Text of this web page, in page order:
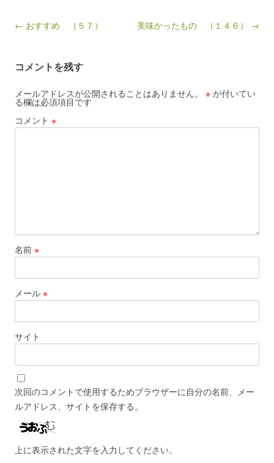
Post navigation
← おすすめ （５７） 美味かったもの （１４６） →
コメントを残す
メールアドレスが公開されることはありません。 ※ が付いてい
る欄は必須項目です
コメント ※
名前 ※
メール ※
サイト
次回のコメントで使用するためブラウザーに自分の名前、メー
ルアドレス、サイトを保存する。
上に表示された文字を入力してください。